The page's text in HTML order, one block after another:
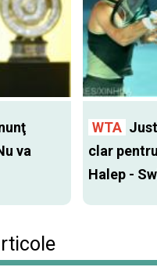
va
WTA
clar
Halep -